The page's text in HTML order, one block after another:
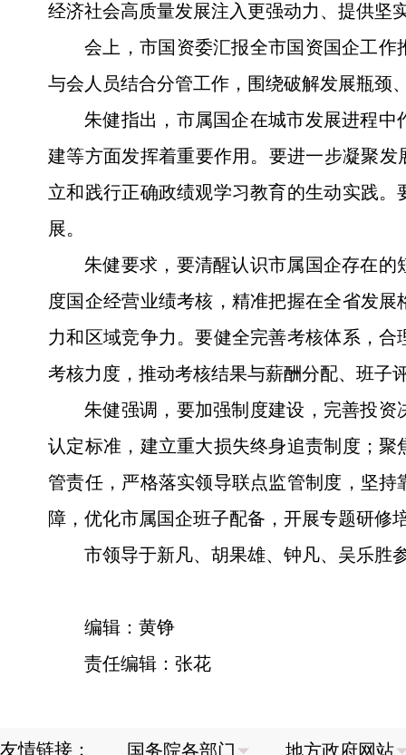
经济社会高质量发展注入更强动力、提供坚
会上，市国资委汇报全市国资国企工
与会人员结合分管工作，围绕破解发展瓶颈
朱健指出，市属国企在城市发展进程
建等方面发挥着重要作用。要进一步凝聚
立和践行正确政绩观学习教育的生动实践
展。
朱健要求，要清醒认识市属国企存在
度国企经营业绩考核，精准把握在全省发
力和区域竞争力。要健全完善考核体系，
考核力度，推动考核结果与薪酬分配、班子
朱健强调，要加强制度建设，完善投
认定标准，建立重大损失终身追责制度；
管责任，严格落实领导联点监管制度，坚
障，优化市属国企班子配备，开展专题研修
市领导于新凡、胡果雄、钟凡、吴乐胜
编辑：黄铮
责任编辑：张花
友情链接：